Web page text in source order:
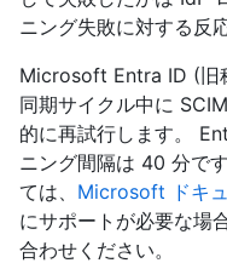
ニング失敗に対する反
Microsoft Entra ID (旧
同期サイクル中に
的に再試行します。
ニング間隔は 40 分で
ては、 Microsoft ドキ
にサポートが必要な場
合わせください。